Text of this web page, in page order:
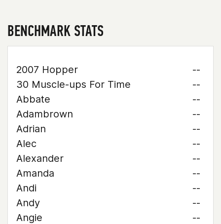
BENCHMARK STATS
2007 Hopper
--
30 Muscle-ups For Time
--
Abbate
--
Adambrown
--
Adrian
--
Alec
--
Alexander
--
Amanda
--
Andi
--
Andy
--
Angie
--